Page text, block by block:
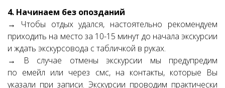
4. Начинаем без опозданий
→ Чтобы отдых удался, настоятельно рекомендуем
приходить на место за 10-15 минут до начала экскурсии
и ждать экскурсовода с табличкой в руках.
→ В случае отмены экскурсии мы предупредим
по емейл или через смс, на контакты, которые Вы
указали при записи. Экскурсии проводим практически